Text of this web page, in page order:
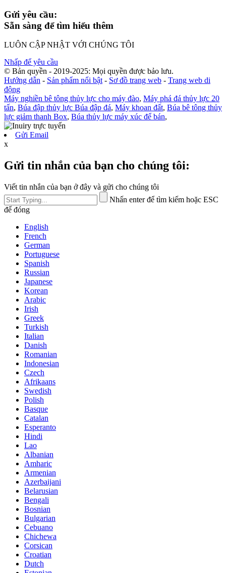
Gửi yêu cầu:
Sẵn sàng để tìm hiểu thêm
LUÔN CẬP NHẬT VỚI CHÚNG TÔI
Nhấp để yêu cầu
© Bản quyền - 2019-2025: Mọi quyền được bảo lưu.
Hướng dẫn - Sản phẩm nổi bật - Sơ đồ trang web - Trang web di
động
Máy nghiền bê tông thủy lực cho máy đào, Máy phá đá thủy lực 20
tấn, Búa đập thủy lực Búa đập đá, Máy khoan đất, Búa bê tông thủy
lực giảm thanh Box, Búa thủy lực máy xúc để bán,
Gửi Email
x
Gửi tin nhắn của bạn cho chúng tôi:
Viết tin nhắn của bạn ở đây và gửi cho chúng tôi
Nhấn enter để tìm kiếm hoặc ESC
để đóng
English
French
German
Portuguese
Spanish
Russian
Japanese
Korean
Arabic
Irish
Greek
Turkish
Italian
Danish
Romanian
Indonesian
Czech
Afrikaans
Swedish
Polish
Basque
Catalan
Esperanto
Hindi
Lao
Albanian
Amharic
Armenian
Azerbaijani
Belarusian
Bengali
Bosnian
Bulgarian
Cebuano
Chichewa
Corsican
Croatian
Dutch